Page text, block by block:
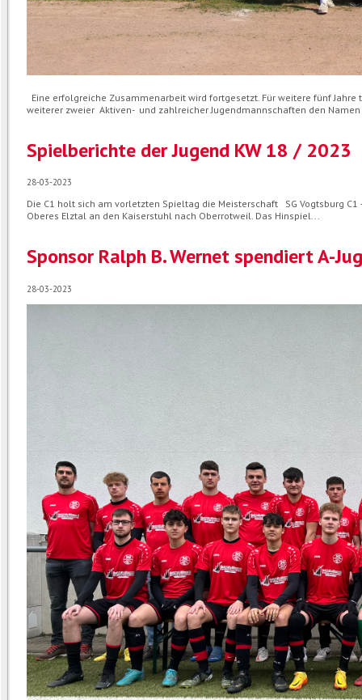
Eine erfolgreiche Zusammenarbeit wird fortgesetzt. Für weitere fünf
weiterer zweier Aktiven- und zahlreicher Jugendmannschaften den Namen
Spielberichte der Jugend KW 18 / 2023
28-03-2023
Die C1 holt sich am vorletzten Spieltag die Meisterschaft SG Vogtsburg
Oberes Elztal an den Kaiserstuhl nach Oberrotweil. Das Hinspiel...
Sponsor Ralph B. Wernet spendiert A-
28-03-2023